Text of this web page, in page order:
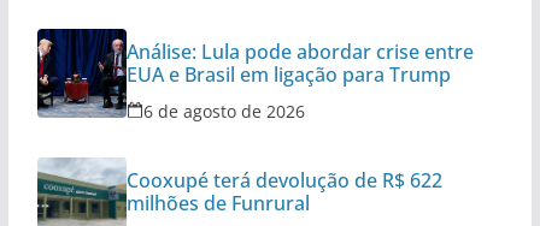
Análise: Lula pode abordar crise entre
EUA e Brasil em ligação para Trump
6 de agosto de 2026
Cooxupé terá devolução de R$ 622
milhões de Funrural